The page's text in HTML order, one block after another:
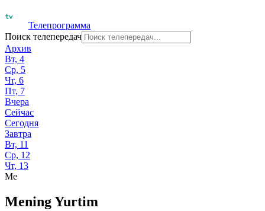
Телепрограмма
Поиск телепередач
Архив
Вт, 4
Ср, 5
Чт, 6
Пт, 7
Вчера
Сейчас
Сегодня
Завтра
Вт, 11
Ср, 12
Чт, 13
Me
Mening Yurtim